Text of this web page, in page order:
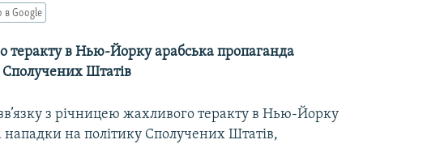
в Google
теракту в Нью-Йорку арабська пропаганда
Штатів
з річницею жахливого теракту в Нью-Йорку
на політику Сполучених Штатів,